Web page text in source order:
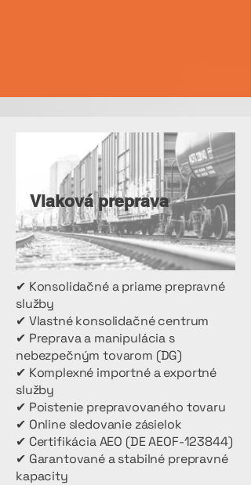
Vlaková preprava
✔ Konsolidačné a priame prepravné
služby
✔ Vlastné konsolidačné centrum
✔ Preprava a manipulácia s
nebezpečným tovarom (DG)
✔ Komplexné importné a exportné
služby
✔ Poistenie prepravovaného tovaru
✔ Online sledovanie zásielok
✔ Certifikácia AEO (DE AEOF-123844)
✔ Garantované a stabilné prepravné
kapacity